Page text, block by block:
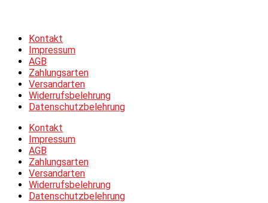
Kontakt
Impressum
AGB
Zahlungsarten
Versandarten
Widerrufsbelehrung
Datenschutzbelehrung
Kontakt
Impressum
AGB
Zahlungsarten
Versandarten
Widerrufsbelehrung
Datenschutzbelehrung